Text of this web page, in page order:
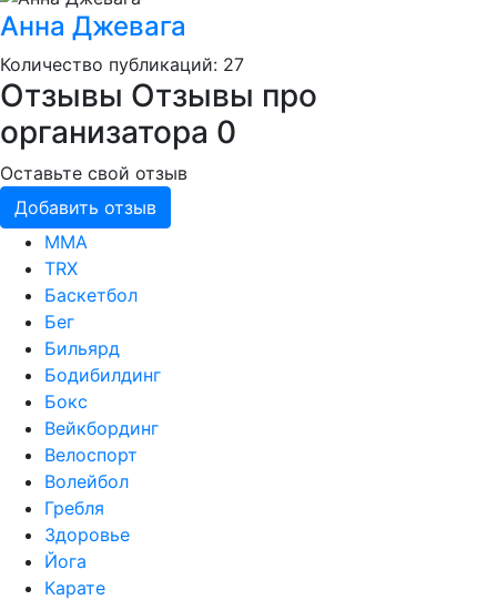
Анна Джевага
Количество публикаций: 27
Отзывы Отзывы про
организатора 0
Оставьте свой отзыв
Добавить отзыв
MMA
TRX
Баскетбол
Бег
Бильярд
Бодибилдинг
Бокс
Вейкбординг
Велоспорт
Волейбол
Гребля
Здоровье
Йога
Карате